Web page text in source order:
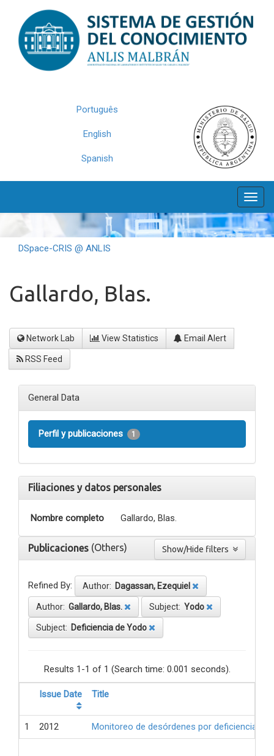
navigation
Português
English
Spanish
DSpace-CRIS @ ANLIS
Gallardo, Blas.
Network Lab View Statistics Email Alert
RSS Feed
General Data
Perfil y publicaciones 1
Filiaciones y datos personales
Nombre completo Gallardo, Blas.
Publicaciones (Others)
Refined By: Author: Dagassan, Ezequiel
Author: Gallardo, Blas. Subject: Yodo
Subject: Deficiencia de Yodo
Results 1-1 of 1 (Search time: 0.001 seconds).
Issue Date Title
1 2012 Monitoreo de desórdenes por deficiencia